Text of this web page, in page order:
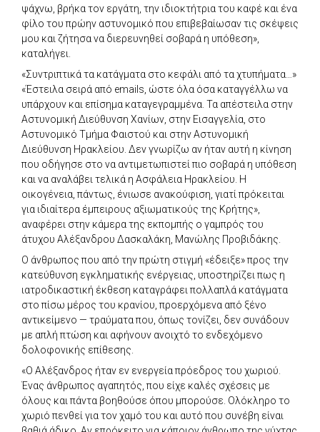
ψάχνω, βρήκα τον εργάτη, την ιδιοκτήτρια του καφέ και ένα
φίλο του πρώην αστυνομικό που επιβεβαίωσαν τις σκέψεις
μου και ζήτησα να διερευνηθεί σοβαρά η υπόθεση»,
καταλήγει.
«Συντριπτικά τα κατάγματα στο κεφάλι από τα χτυπήματα…»
«Έστειλα σειρά από emails, ώστε όλα όσα καταγγέλλω να
υπάρχουν και επίσημα καταγεγραμμένα. Τα απέστειλα στην
Αστυνομική Διεύθυνση Χανίων, στην Εισαγγελία, στο
Αστυνομικό Τμήμα Φαιστού και στην Αστυνομική
Διεύθυνση Ηρακλείου. Δεν γνωρίζω αν ήταν αυτή η κίνηση
που οδήγησε στο να αντιμετωπιστεί πιο σοβαρά η υπόθεση
και να αναλάβει τελικά η Ασφάλεια Ηρακλείου. Η
οικογένεια, πάντως, ένιωσε ανακούφιση, γιατί πρόκειται
για ιδιαίτερα έμπειρους αξιωματικούς της Κρήτης»,
αναφέρει στην κάμερα της εκπομπής ο γαμπρός του
άτυχου Αλέξανδρου Δασκαλάκη, Μανώλης Προβιδάκης.
Ο άνθρωπος που από την πρώτη στιγμή «έδειξε» προς την
κατεύθυνση εγκληματικής ενέργειας, υποστηρίζει πως η
ιατροδικαστική έκθεση καταγράφει πολλαπλά κατάγματα
στο πίσω μέρος του κρανίου, προερχόμενα από ξένο
αντικείμενο — τραύματα που, όπως τονίζει, δεν συνάδουν
με απλή πτώση και αφήνουν ανοιχτό το ενδεχόμενο
δολοφονικής επίθεσης.
«Ο Αλέξανδρος ήταν εν ενεργεία πρόεδρος του χωριού.
Ένας άνθρωπος αγαπητός, που είχε καλές σχέσεις με
όλους και πάντα βοηθούσε όπου μπορούσε. Ολόκληρο το
χωριό πενθεί για τον χαμό του και αυτό που συνέβη είναι